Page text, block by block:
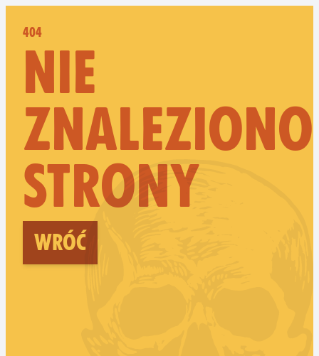
404
NIE
ZNALEZIONO
STRONY
Wróć